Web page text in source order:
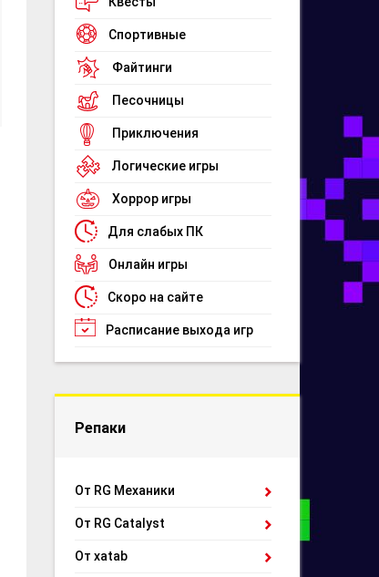
Спортивные
Файтинги
Песочницы
Приключения
Логические игры
Хоррор игры
Для слабых ПК
Онлайн игры
Скоро на сайте
Расписание выхода игр
Репаки
От RG Механики
От RG Catalyst
От xatab